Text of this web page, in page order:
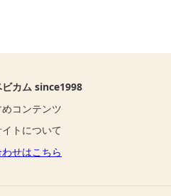
カム since1998
コンテンツ
トについて
せはこちら